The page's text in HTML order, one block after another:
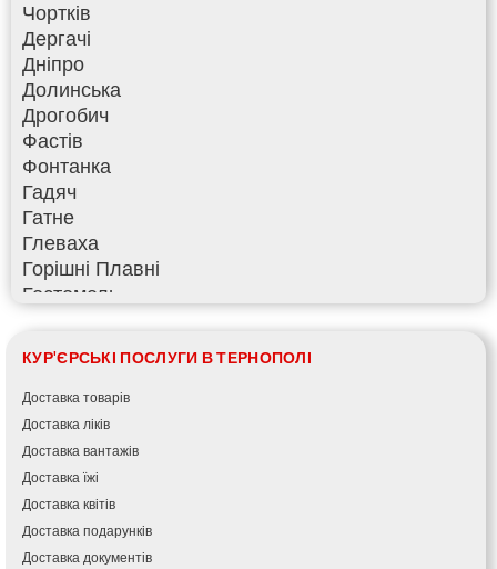
КУР'ЄРСЬКІ ПОСЛУГИ В ТЕРНОПОЛІ
Доставка товарів
Доставка ліків
Доставка вантажів
Доставка їжі
Доставка квітів
Доставка подарунків
Доставка документів
Чортків
Дергачі
Дніпро
Долинська
Дрогобич
Фастів
Фонтанка
Гадяч
Гатне
Глеваха
Горішні Плавні
Гостомель
Херсон
Хмельницький
Хмільник
Ірпінь
Івано-Франківськ
Ізмаїл
Кагарлик
Калуш
Кам’янець-Подільський